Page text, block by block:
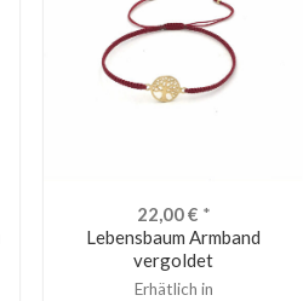
22,00€ *
Lebensbaum Armband
vergoldet
Erhätlich in